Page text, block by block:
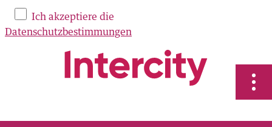
finden:
Ich akzeptiere die
Datenschutzbestimmungen